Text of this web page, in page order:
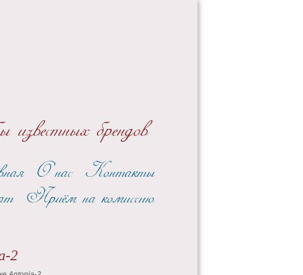
брендов
Контакты
О нас
Приём на комиссию
2